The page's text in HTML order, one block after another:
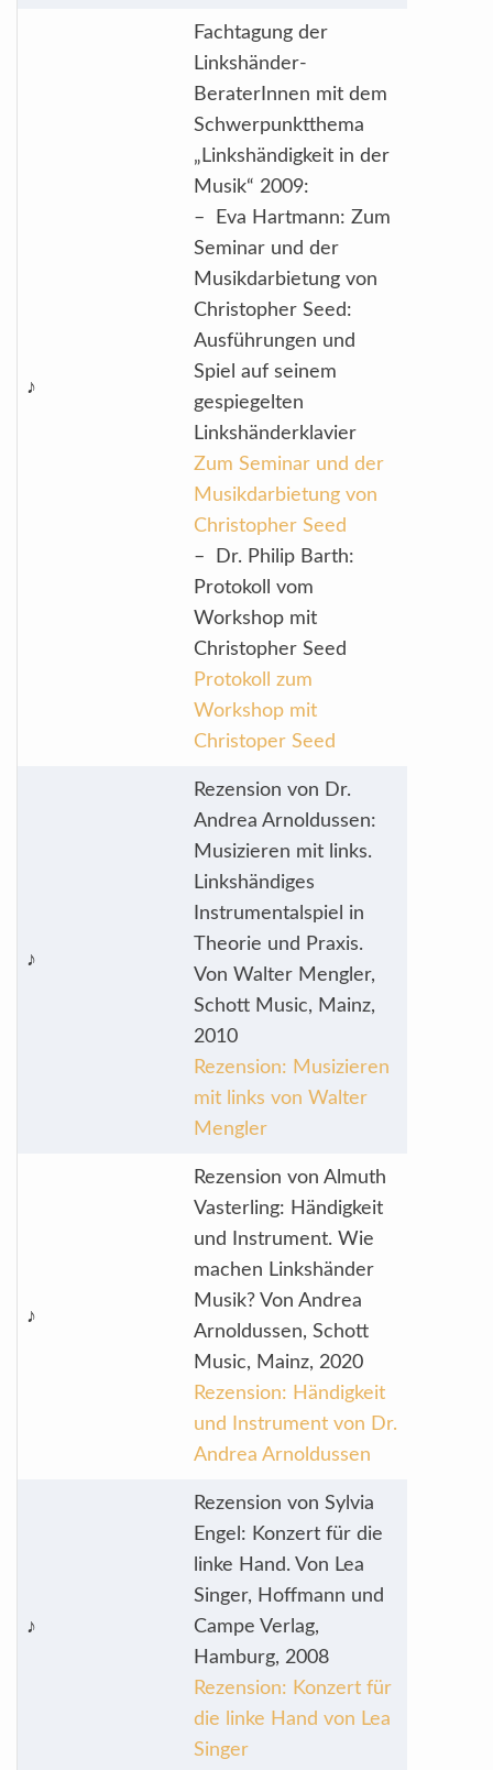
♪
Fachtagung der
Linkshänder-
BeraterInnen mit dem
Schwerpunktthema
„Linkshändigkeit in der
Musik“ 2009:
– Eva Hartmann: Zum
Seminar und der
Musikdarbietung von
Christopher Seed:
Ausführungen und
Spiel auf seinem
gespiegelten
Linkshänderklavier
Zum Seminar und der
Musikdarbietung von
Christopher Seed
– Dr. Philip Barth:
Protokoll vom
Workshop mit
Christopher Seed
Protokoll zum
Workshop mit
Christoper Seed
♪
Rezension von Dr.
Andrea Arnoldussen:
Musizieren mit links.
Linkshändiges
Instrumentalspiel in
Theorie und Praxis.
Von Walter Mengler,
Schott Music, Mainz,
2010
Rezension: Musizieren
mit links von Walter
Mengler
♪
Rezension von Almuth
Vasterling: Händigkeit
und Instrument. Wie
machen Linkshänder
Musik? Von Andrea
Arnoldussen, Schott
Music, Mainz, 2020
Rezension: Händigkeit
und Instrument von Dr.
Andrea Arnoldussen
♪
Rezension von Sylvia
Engel: Konzert für die
linke Hand. Von Lea
Singer, Hoffmann und
Campe Verlag,
Hamburg, 2008
Rezension: Konzert für
die linke Hand von Lea
Singer